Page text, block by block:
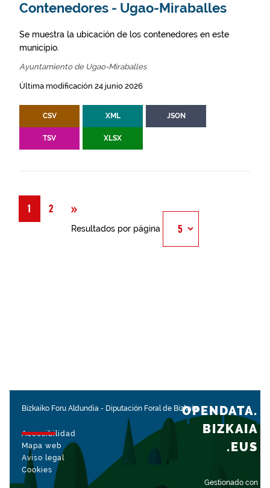
Contenedores - Ugao-Miraballes
Se muestra la ubicación de los contenedores en este
municipio.
Ayuntamiento de Ugao-Miraballes
Última modificación 24 junio 2026
CSV XML JSON
TSV XLSX
1 2 »
Resultados por página
Bizkaiko Foru Aldundia - Diputación Foral de Bizkaia
Accesibilidad
Mapa web
Aviso legal
Cookies
Gestionado con
OPENDATA.
BIZKAIA
.EUS